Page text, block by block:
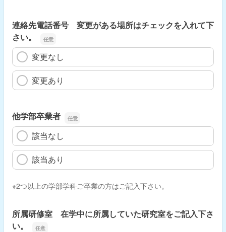
連絡先電話番号 変更がある場所はチェックを入れて下
さい。
変更なし
変更あり
他学部卒業者
該当なし
該当あり
※2つ以上の学部学科ご卒業の方はご記入下さい。
所属研修室 在学中に所属していた研究室をご記入下さ
い。